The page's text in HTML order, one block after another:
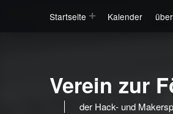
Startseite Kalender
Verein zur
der Hack- und